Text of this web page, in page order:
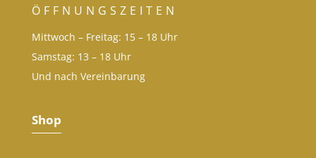
ÖFFNUNGSZEITEN
Mittwoch – Freitag: 15 – 18 Uhr
Samstag: 13 – 18 Uhr
Und nach Vereinbarung
Shop